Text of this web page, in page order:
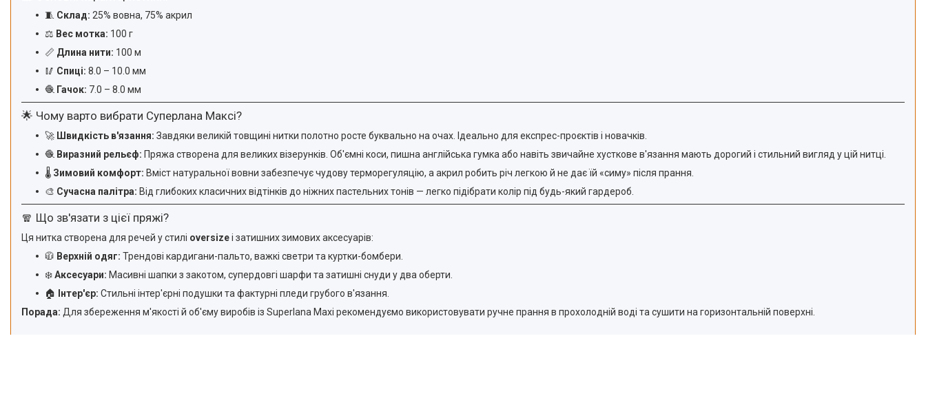
🧵 Склад: 25% вовна, 75% акрил
⚖️ Вес мотка: 100 г
📏 Длина нити: 100 м
🥢 Спиці: 8.0 – 10.0 мм
🧶 Гачок: 7.0 – 8.0 мм
🌟 Чому варто вибрати Суперлана Максі?
🚀 Швидкість в'язання: Завдяки великій товщині нитки полотно росте буквально на очах. Ідеально для експрес-проєктів і новачків.
🧶 Виразний рельєф: Пряжа створена для великих візерунків. Об'ємні коси, пишна англійська гумка або навіть звичайне хусткове в'язання мають дорогий і стильний вигляд у цій нитці.
🌡️ Зимовий комфорт: Вміст натуральної вовни забезпечує чудову терморегуляцію, а акрил робить річ легкою й не дає їй «симу» після прання.
🎨 Сучасна палітра: Від глибоких класичних відтінків до ніжних пастельних тонів — легко підібрати колір під будь-який гардероб.
🧣 Що зв'язати з цієї пряжі?
Ця нитка створена для речей у стилі oversizeі затишних зимових аксесуарів:
🧥 Верхній одяг: Трендові кардигани-пальто, важкі светри та куртки-бомбери.
❄️Аксесуари: Масивні шапки з закотом, супердовгі шарфи та затишні снуди у два оберти.
🏠
Інтер'єр: Стильні інтер'єрні подушки та фактурні пледи грубого в'язання.
Порада: Для збереження м'якості й об'єму виробів із Superlana Maxi рекомендуємо використовувати ручне прання в прохолодній воді та сушити на горизонтальній поверхні.